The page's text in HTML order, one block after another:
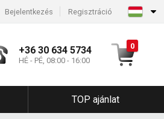
Bejelentkezés Regisztráció
+36 30 634 5734
HÉ - PÉ, 08:00 - 16:00
0
TOP ajánlat